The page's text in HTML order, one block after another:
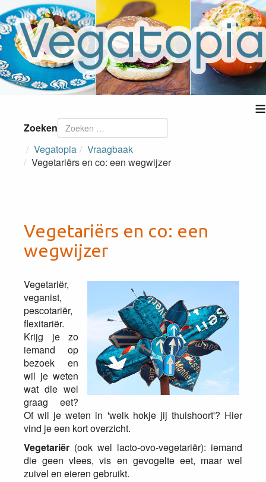
≡
Zoeken
Vegatopia
Vraagbaak
Vegetariërs en co: een wegwijzer
Vegetariërs en co: een
wegwijzer
Vegetariër,
veganist,
pescotariër,
flexitariër.
Krijg je zo
iemand op
bezoek en
wil je weten
wat die wel
graag eet?
Of wil je weten in 'welk hokje jij thuishoort'? Hier
vind je een kort overzicht.
Vegetariër (ook wel lacto-ovo-vegetariër): iemand
die geen vlees, vis en gevogelte eet, maar wel
zuivel en eieren gebruikt.